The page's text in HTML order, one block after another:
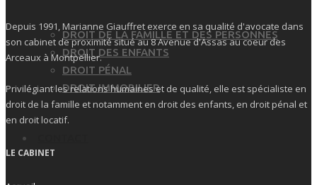
DROIT DE LA FAMILLE ET DES PERSONNES
DROIT DES ENFANTS
DROIT PÉNAL
DROIT IMMOBILIER
Depuis 1991, Marianne Giauffret exerce en sa qualité d'avocate dans
son cabinet de proximité situé au 8 Avenue d'Assas au coeur des
Arceaux à Montpellier.
Privilégiant les relations humaines et de qualité, elle est spécialiste en
droit de la famille et notamment en droit des enfants, en droit pénal et
en droit locatif.
LE CABINET